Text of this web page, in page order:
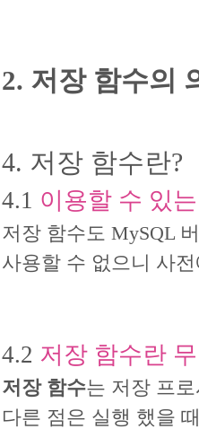
2. 저장 함수의
4. 저장 함수란?
4.1 이 용할 수 있
저장 함수도 MySQL
사용할 수 없으니 사
4.2 저장 함수란
저장 함수는 저장 프
다른 점은 실행 했을